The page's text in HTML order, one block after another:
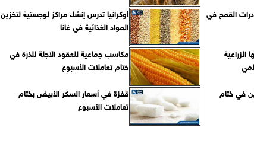
القمح في
أوكرانيا تدرس إنشاء مراكز لوجستية لتخزين
المواد الغذائية في غانا
الزراعية
مكاسب جماعية للعقود الآجلة للذرة في
ختام تعاملات الأسبوع
في ختام
قفزة في أسعار السكر الأبيض بختام
تعاملات الأسبوع